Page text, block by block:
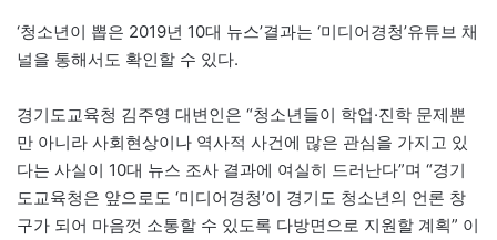
‘청소년이 뽑은 2019년 10대 뉴스’결과는 ‘미디어경청’유튜브 채
널을 통해서도 확인할 수 있다.
경기도교육청 김주영 대변인은 “청소년들이 학업·진학 문제뿐
만 아니라 사회현상이나 역사적 사건에 많은 관심을 가지고 있
다는 사실이 10대 뉴스 조사 결과에 여실히 드러난다”며 “경기
도교육청은 앞으로도 ‘미디어경청’이 경기도 청소년의 언론 창
구가 되어 마음껏 소통할 수 있도록 다방면으로 지원할 계획” 이